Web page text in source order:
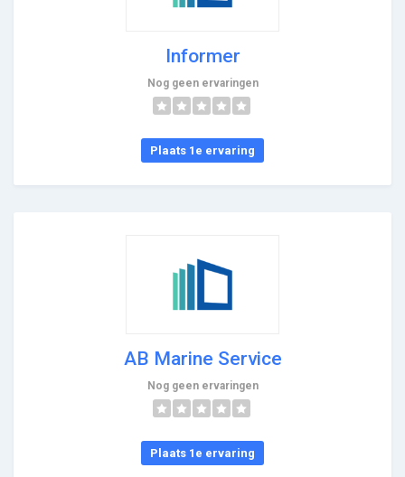
Informer
Nog geen ervaringen
Plaats 1e ervaring
AB Marine Service
Nog geen ervaringen
Plaats 1e ervaring